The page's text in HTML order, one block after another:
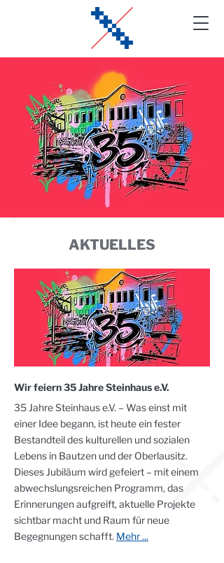
AKTUELLES
Wir feiern 35 Jahre Steinhaus e.V.
35 Jahre Steinhaus e.V. – Was einst mit
einer Idee begann, ist heute ein fester
Bestandteil des kulturellen und sozialen
Lebens in Bautzen und der Oberlausitz.
Dieses Jubiläum wird gefeiert – mit einem
abwechslungsreichen Programm, das
Erinnerungen aufgreift, aktuelle Projekte
sichtbar macht und Raum für neue
Begegnungen schafft. Mehr ...